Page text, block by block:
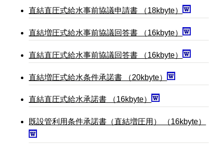
直結直圧式給水事前協議申請書 （18kbyte）
直結増圧式給水事前協議回答書 （16kbyte）
直結直圧式給水事前協議回答書 （16kbyte）
直結増圧式給水条件承諾書 （20kbyte）
直結直圧式給水承諾書 （16kbyte）
既設管利用条件承諾書（直結増圧用） （16kbyte）